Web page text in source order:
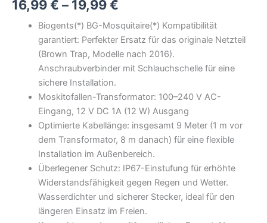
mit 5.00
von 5,
basierend
Kundenbewertung
16,99€ – 19,99€
16,99 €
bis
19,99 €
Biogents(*) BG-Mosquitaire(*) Kompatibilität
garantiert: Perfekter Ersatz für das originale Netzteil
(Brown Trap, Modelle nach 2016).
Anschraubverbinder mit Schlauchschelle für eine
sichere Installation.
Moskitofallen-Transformator: 100–240 V AC-
Eingang, 12 V DC 1A (12 W) Ausgang
Optimierte Kabellänge: insgesamt 9 Meter (1 m vor
dem Transformator, 8 m danach) für eine flexible
Installation im Außenbereich.
Überlegener Schutz: IP67-Einstufung für erhöhte
Widerstandsfähigkeit gegen Regen und Wetter.
Wasserdichter und sicherer Stecker, ideal für den
längeren Einsatz im Freien.